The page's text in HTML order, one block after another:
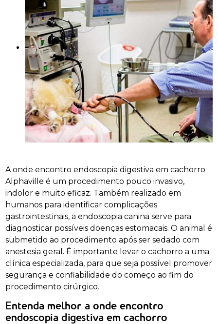
A onde encontro endoscopia digestiva em cachorro
Alphaville é um procedimento pouco invasivo,
indolor e muito eficaz. Também realizado em
humanos para identificar complicações
gastrointestinais, a endoscopia canina serve para
diagnosticar possíveis doenças estomacais. O animal é
submetido ao procedimento após ser sedado com
anestesia geral. É importante levar o cachorro a uma
clínica especializada, para que seja possível promover
segurança e confiabilidade do começo ao fim do
procedimento cirúrgico.
Entenda melhor a onde encontro
endoscopia digestiva em cachorro